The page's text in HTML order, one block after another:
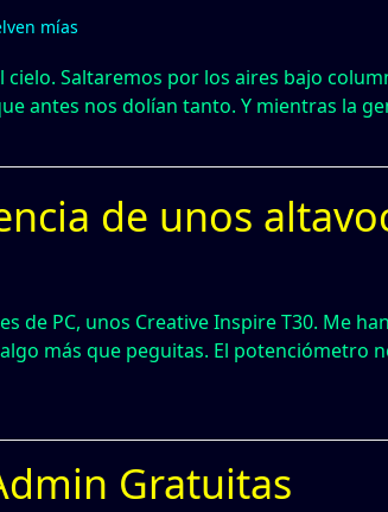
mías
Saltaremos por los aires bajo
antes nos dolían tanto. Y mientras la
de unos
de PC, unos Creative Inspire T30. Me
más que peguitas. El potenciómetro
Gratuitas